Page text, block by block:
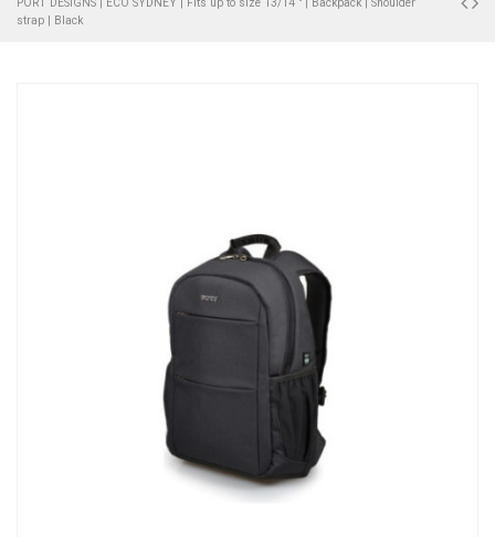
PORT DESIGNS | ECO SYDNEY | Fits up to size 13/14 " | Backpack | Shoulder
strap | Black